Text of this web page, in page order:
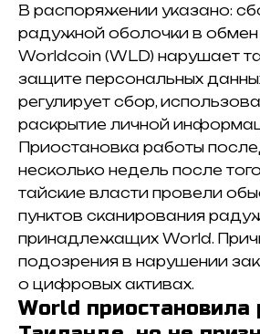
В распоряжении указано:
радужной оболочки в обмен
Worldcoin (WLD) нарушает
защите персональных
регулирует сбор,
раскрытие личной
Приостановка работы
несколько недель после
тайские власти провели
пунктов сканирования
принадлежащих World.
подозрения в нарушении
о цифровых активах.
World приостановила